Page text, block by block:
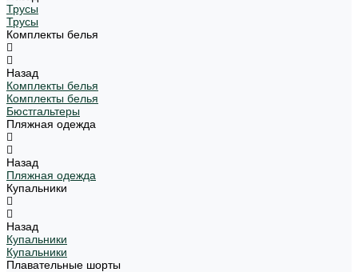
Трусы
Трусы
Комплекты белья
Назад
Комплекты белья
Комплекты белья
Бюстгальтеры
Пляжная одежда
Назад
Пляжная одежда
Купальники
Назад
Купальники
Купальники
Плавательные шорты